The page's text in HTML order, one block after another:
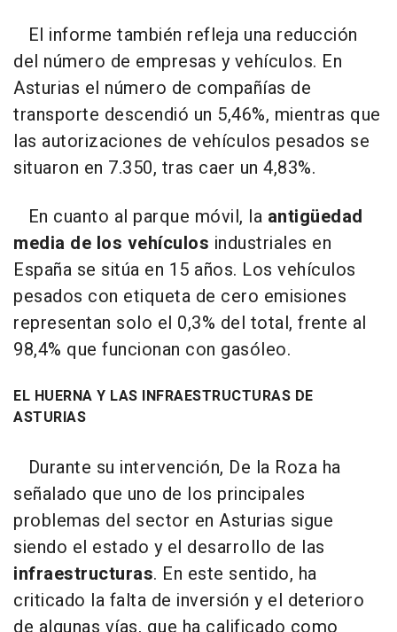
El informe también refleja una reducción
del número de empresas y vehículos. En
Asturias el número de compañías de
transporte descendió un 5,46%, mientras que
las autorizaciones de vehículos pesados se
situaron en 7.350, tras caer un 4,83%.
En cuanto al parque móvil, la antigüedad
media de los vehículos industriales en
España se sitúa en 15 años. Los vehículos
pesados con etiqueta de cero emisiones
representan solo el 0,3% del total, frente al
98,4% que funcionan con gasóleo.
EL HUERNA Y LAS INFRAESTRUCTURAS DE
ASTURIAS
Durante su intervención, De la Roza ha
señalado que uno de los principales
problemas del sector en Asturias sigue
siendo el estado y el desarrollo de las
infraestructuras. En este sentido, ha
criticado la falta de inversión y el deterioro